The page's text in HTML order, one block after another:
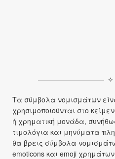
✧
Τα σύμβολα νομισμάτων
χρησιμοποιούνται στο
ή χρηματική μονάδα,
τιμολόγια και μηνύματα
θα βρεις σύμβολα
emoticons και emoji